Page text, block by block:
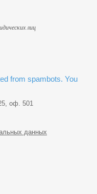
лиц
from spambots. You
оф. 501
данных